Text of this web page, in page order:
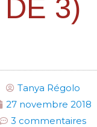
DE 3)
Tanya Régolo
27 novembre 2018
3 commentaires